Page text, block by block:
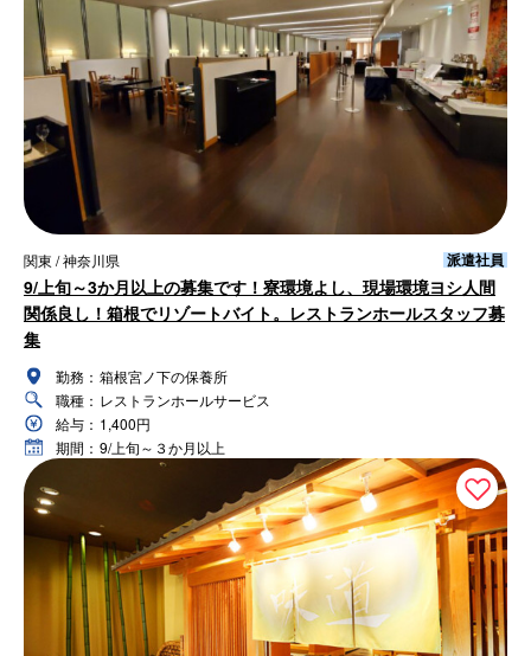
関東 / 神奈川県 派遣社員
9/上旬～3か月以上の募集です！寮環境よし、現場環境ヨシ人間
関係良し！箱根でリゾートバイト。レストランホールスタッフ募
集
勤務： 箱根宮ノ下の保養所
職種： レストランホールサービス
給与： 1,400円
期間： 9/上旬～３か月以上